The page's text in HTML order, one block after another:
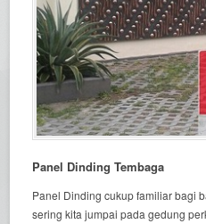
Panel Dinding Tembaga
Panel Dinding cukup familiar bagi
sering kita jumpai pada gedung